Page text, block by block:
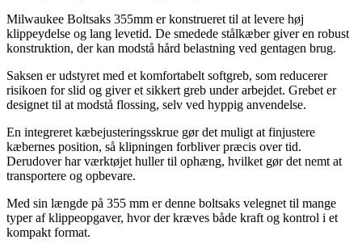
Milwaukee Boltsaks 355mm er konstrueret til at levere høj
klippeydelse og lang levetid. De smedede stålkæber giver en robust
konstruktion, der kan modstå hård belastning ved gentagen brug.
Saksen er udstyret med et komfortabelt softgreb, som reducerer
risikoen for slid og giver et sikkert greb under arbejdet. Grebet er
designet til at modstå flossing, selv ved hyppig anvendelse.
En integreret kæbejusteringsskrue gør det muligt at finjustere
kæbernes position, så klipningen forbliver præcis over tid.
Derudover har værktøjet huller til ophæng, hvilket gør det nemt at
transportere og opbevare.
Med sin længde på 355 mm er denne boltsaks velegnet til mange
typer af klippeopgaver, hvor der kræves både kraft og kontrol i et
kompakt format.